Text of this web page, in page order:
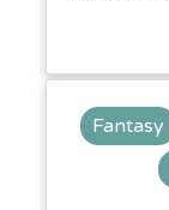
Fantasy